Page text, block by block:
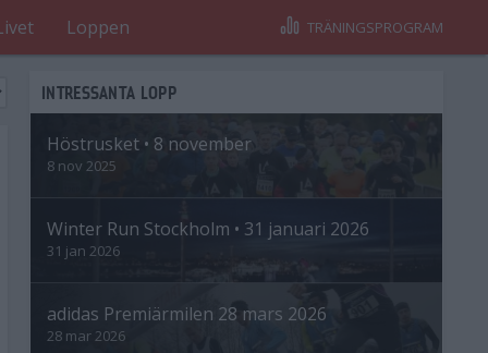
Loppen TRÄNINGSPROGRAM
INTRESSANTA LOPP
Höstrusket • 8 november
8 nov 2025
Winter Run Stockholm • 31 januari 2026
31 jan 2026
adidas Premiärmilen 28 mars 2026
28 mar 2026